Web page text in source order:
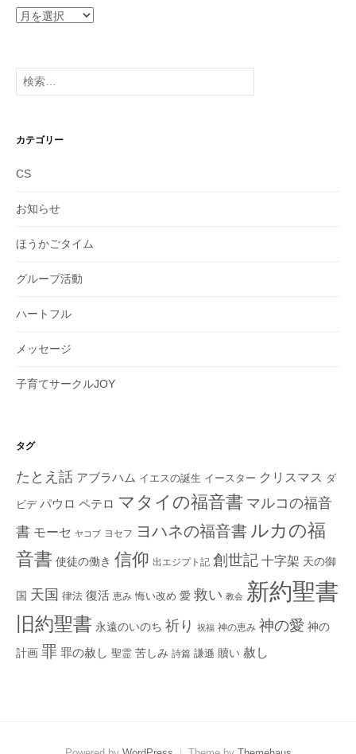
ア
イ
ブ
検
索:
カテゴリー
CS
お知らせ
ほうかごタイム
グループ活動
ハートフル
メッセージ
子育てサークルJOY
タグ
たとえ話 アブラハム イエスの誕生 イースター クリスマス ダ
ビデ パウロ ペテロ マタイの福音書 マルコの福音
書 モーセ ヤコブ ヨセフ ヨハネの福音書 ルカの福
音書 使徒の働き 信仰 出エジプト記 創世記 十字架 天の御
国 天国 律法 復活 恵み 悔い改め 愛 救い 教会 新約聖書
旧約聖書 永遠のいのち 祈り 祝福 神の恵み 神の愛 神の
計画 罪 罪の赦し 聖霊 苦しみ 詩篇 謙遜 贖い 赦し